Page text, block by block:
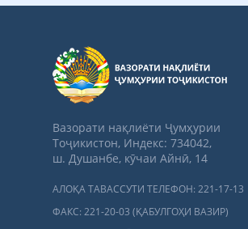
Вазорати нақлиёти Ҷумҳурии
Тоҷикистон, Индекс: 734042,
ш. Душанбе, кӯчаи Айнӣ, 14
АЛОҚА ТАВАССУТИ ТЕЛЕФОН: 221-17-13
ФАКС: 221-20-03 (ҚАБУЛГОҲИ ВАЗИР)